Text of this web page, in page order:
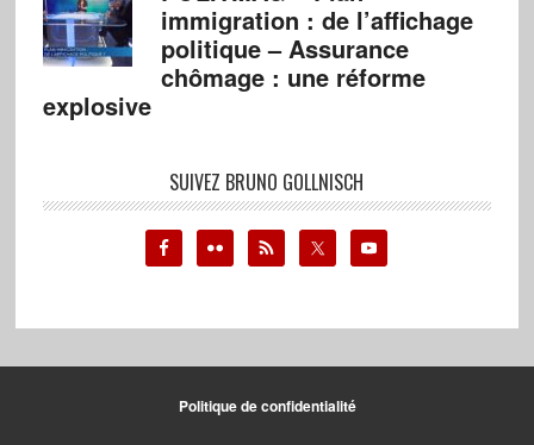
immigration : de l’affichage
politique – Assurance
chômage : une réforme
explosive
SUIVEZ BRUNO GOLLNISCH
Politique de confidentialité